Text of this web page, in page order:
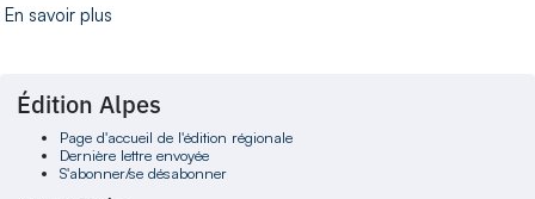
En savoir plus
Édition Alpes
Page d'accueil de l'édition régionale
Dernière lettre envoyée
S'abonner/se désabonner